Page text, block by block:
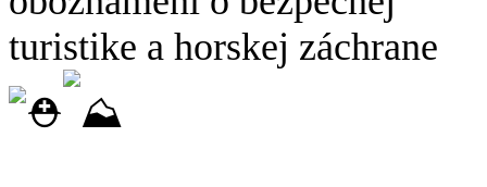
turistike a horskej záchrane